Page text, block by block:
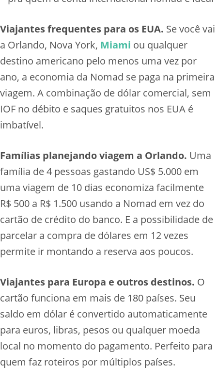
Viajantes frequentes para os EUA. Se você vai
a Orlando, Nova York, Miami ou qualquer
destino americano pelo menos uma vez por
ano, a economia da Nomad se paga na primeira
viagem. A combinação de dólar comercial, sem
IOF no débito e saques gratuitos nos EUA é
imbatível.
Famílias planejando viagem a Orlando. Uma
família de 4 pessoas gastando US$ 5.000 em
uma viagem de 10 dias economiza facilmente
R$ 500 a R$ 1.500 usando a Nomad em vez do
cartão de crédito do banco. E a possibilidade de
parcelar a compra de dólares em 12 vezes
permite ir montando a reserva aos poucos.
Viajantes para Europa e outros destinos. O
cartão funciona em mais de 180 países. Seu
saldo em dólar é convertido automaticamente
para euros, libras, pesos ou qualquer moeda
local no momento do pagamento. Perfeito para
quem faz roteiros por múltiplos países.